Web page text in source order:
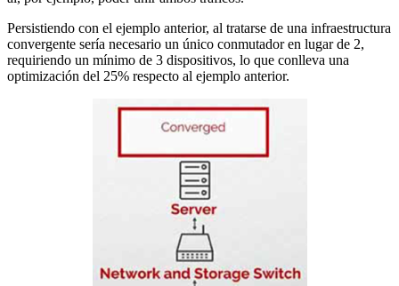
Persistiendo con el ejemplo anterior, al tratarse de una infraestructura
convergente sería necesario un único conmutador en lugar de 2,
requiriendo un mínimo de 3 dispositivos, lo que conlleva una
optimización del 25% respecto al ejemplo anterior.